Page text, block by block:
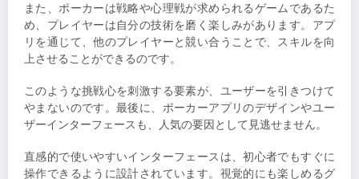
また、ポーカーは戦略や心理戦が求められるゲームであるた
め、プレイヤーは自分の技術を磨く楽しみがあります。アプ
リを通じて、他のプレイヤーと競い合うことで、スキルを向
上させることができるのです。
このような挑戦心を刺激する要素が、ユーザーを引きつけて
やまないのです。最後に、ポーカーアプリのデザインやユー
ザーインターフェースも、人気の要因として見逃せません。
直感的で使いやすいインターフェースは、初心者でもすぐに
操作できるように設計されています。視覚的にも楽しめるグ